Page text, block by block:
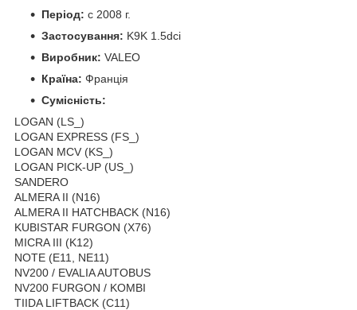
Період: c 2008 г.
Застосування: K9K 1.5dci
Виробник: VALEO
Країна: Франція
Сумісність:
LOGAN (LS_)
LOGAN EXPRESS (FS_)
LOGAN MCV (KS_)
LOGAN PICK-UP (US_)
SANDERO
ALMERA II (N16)
ALMERA II HATCHBACK (N16)
KUBISTAR FURGON (X76)
MICRA III (K12)
NOTE (E11, NE11)
NV200 / EVALIA AUTOBUS
NV200 FURGON / KOMBI
TIIDA LIFTBACK (C11)